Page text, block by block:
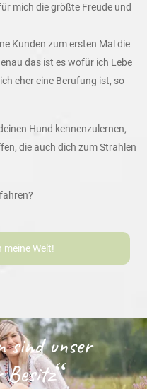
mich die größte Freude und
Kunden zum ersten Mal die
das ist es wofür ich Lebe
eher eine Berufung ist, so
Hund kennenzulernen,
die auch dich zum Strahlen
meine Welt!
sind unser